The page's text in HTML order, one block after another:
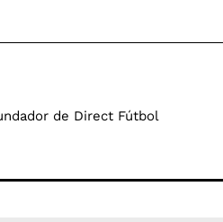
de Direct Fútbol